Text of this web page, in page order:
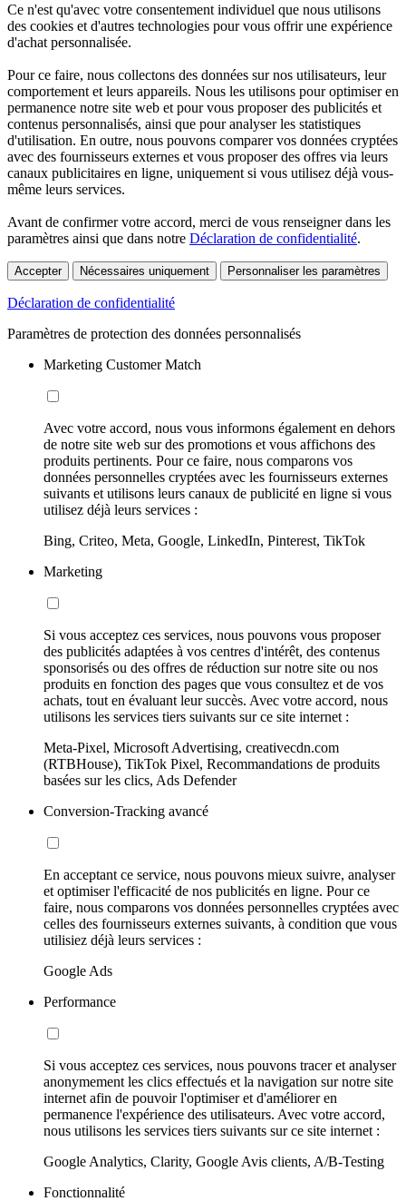
Ce n'est qu'avec votre consentement individuel que nous utilisons
des cookies et d'autres technologies pour vous offrir une expérience
d'achat personnalisée.
Pour ce faire, nous collectons des données sur nos utilisateurs, leur
comportement et leurs appareils. Nous les utilisons pour optimiser en
permanence notre site web et pour vous proposer des publicités et
contenus personnalisés, ainsi que pour analyser les statistiques
d'utilisation. En outre, nous pouvons comparer vos données cryptées
avec des fournisseurs externes et vous proposer des offres via leurs
canaux publicitaires en ligne, uniquement si vous utilisez déjà vous-
même leurs services.
Avant de confirmer votre accord, merci de vous renseigner dans les
paramètres ainsi que dans notre Déclaration de confidentialité.
Accepter Nécessaires uniquement Personnaliser les paramètres
Déclaration de confidentialité
Paramètres de protection des données personnalisés
Marketing Customer Match
Avec votre accord, nous vous informons également en dehors
de notre site web sur des promotions et vous affichons des
produits pertinents. Pour ce faire, nous comparons vos
données personnelles cryptées avec les fournisseurs externes
suivants et utilisons leurs canaux de publicité en ligne si vous
utilisez déjà leurs services :
Bing, Criteo, Meta, Google, LinkedIn, Pinterest, TikTok
Marketing
Si vous acceptez ces services, nous pouvons vous proposer
des publicités adaptées à vos centres d'intérêt, des contenus
sponsorisés ou des offres de réduction sur notre site ou nos
produits en fonction des pages que vous consultez et de vos
achats, tout en évaluant leur succès. Avec votre accord, nous
utilisons les services tiers suivants sur ce site internet :
Meta-Pixel, Microsoft Advertising, creativecdn.com
(RTBHouse), TikTok Pixel, Recommandations de produits
basées sur les clics, Ads Defender
Conversion-Tracking avancé
En acceptant ce service, nous pouvons mieux suivre, analyser
et optimiser l'efficacité de nos publicités en ligne. Pour ce
faire, nous comparons vos données personnelles cryptées avec
celles des fournisseurs externes suivants, à condition que vous
utilisiez déjà leurs services :
Google Ads
Performance
Si vous acceptez ces services, nous pouvons tracer et analyser
anonymement les clics effectués et la navigation sur notre site
internet afin de pouvoir l'optimiser et d'améliorer en
permanence l'expérience des utilisateurs. Avec votre accord,
nous utilisons les services tiers suivants sur ce site internet :
Google Analytics, Clarity, Google Avis clients, A/B-Testing
Fonctionnalité